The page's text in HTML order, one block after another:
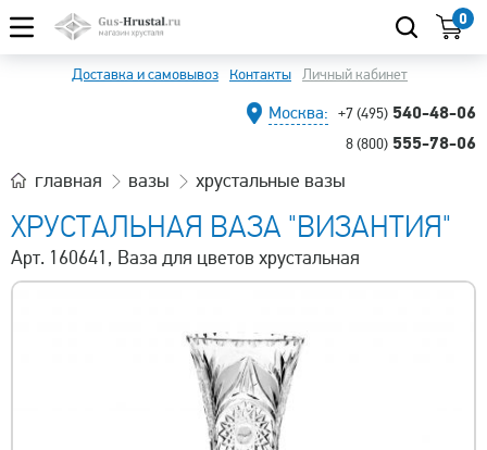
0
Доставка и самовывоз Контакты Личный кабинет
Москва: +7 (495) 540-48-06
8 (800) 555-78-06
главная вазы хрустальные вазы
ХРУСТАЛЬНАЯ ВАЗА "ВИЗАНТИЯ"
Арт. 160641, Ваза для цветов хрустальная